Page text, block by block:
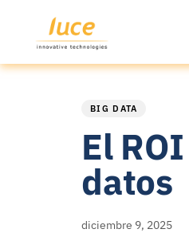
BIG DATA
El
datos
diciembre 9, 2025